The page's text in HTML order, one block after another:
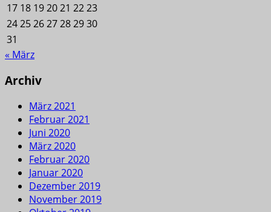
17 18 192021 2223
24252627282930
31
« März
Archiv
März 2021
Februar 2021
Juni 2020
März 2020
Februar 2020
Januar 2020
Dezember 2019
November 2019